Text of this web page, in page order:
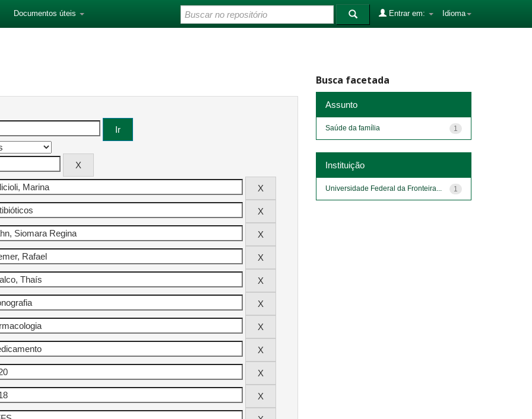
Documentos úteis Idioma
Entrar em:
Busca facetada
Assunto
1
Saúde da família
Instituição
1
Universidade Federal da Fronteira...